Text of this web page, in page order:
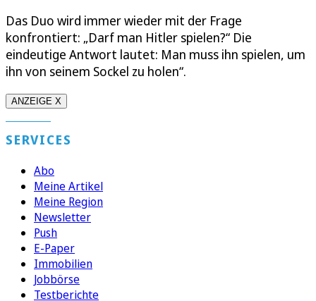
Das Duo wird immer wieder mit der Frage
konfrontiert: „Darf man Hitler spielen?“ Die
eindeutige Antwort lautet: Man muss ihn spielen, um
ihn von seinem Sockel zu holen“.
ANZEIGE X
SERVICES
Abo
Meine Artikel
Meine Region
Newsletter
Push
E-Paper
Immobilien
Jobbörse
Testberichte